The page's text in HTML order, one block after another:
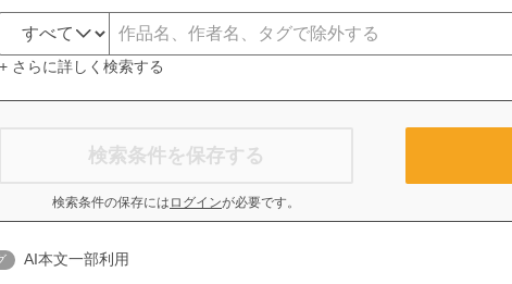
+ さらに詳しく検索する
検索条件を保存する
検索条件の保存には ログインが必要です。
AI本文一部利用